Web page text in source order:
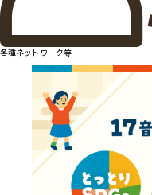
各種ネットワーク等